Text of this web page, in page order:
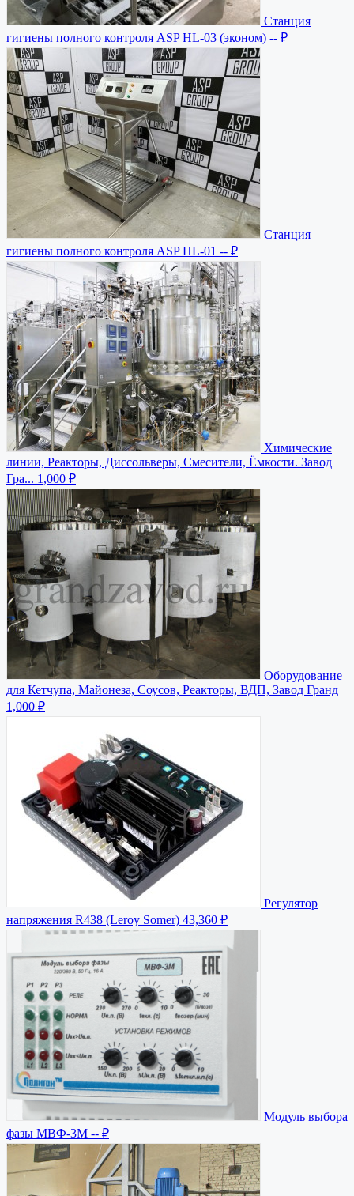
Станция
гигиены полного контроля ASP HL-03 (эконом) -- ₽
Станция
гигиены полного контроля ASP HL-01 -- ₽
Химические
линии, Реакторы, Диссольверы, Смесители, Ёмкости. Завод
Гра... 1,000 ₽
Оборудование
для Кетчупа, Майонеза, Соусов, Реакторы, ВДП, Завод Гранд
1,000 ₽
Регулятор
напряжения R438 (Leroy Somer) 43,360 ₽
Модуль выбора
фазы МВФ-3М -- ₽